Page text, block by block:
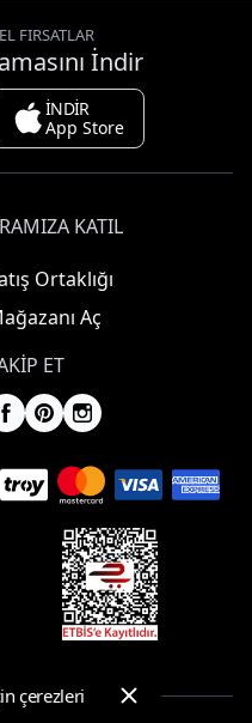
FIRSATLAR
İndir
İNDİR
App Store
KATIL
Ortaklığı
Aç
ET
çerezleri